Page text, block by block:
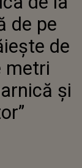
LA 2.500 DE
HARNICĂ
de pe
de
metri
şi